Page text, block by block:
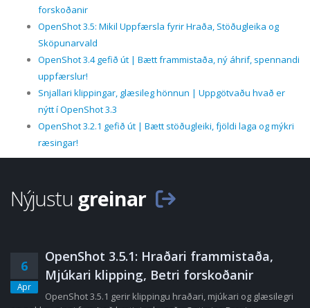
forskoðanir
OpenShot 3.5: Mikil Uppfærsla fyrir Hraða, Stöðugleika og
Sköpunarvald
OpenShot 3.4 gefið út | Bætt frammistaða, ný áhrif, spennandi
uppfærslur!
Snjallari klippingar, glæsileg hönnun | Uppgötvaðu hvað er
nýtt í OpenShot 3.3
OpenShot 3.2.1 gefið út | Bætt stöðugleiki, fjöldi laga og mýkri
ræsingar!
Nýjustu greinar
6
Apr
OpenShot 3.5.1: Hraðari frammistaða,
Mjúkari klipping, Betri forskoðanir
OpenShot 3.5.1 gerir klippingu hraðari, mjúkari og glæsilegri